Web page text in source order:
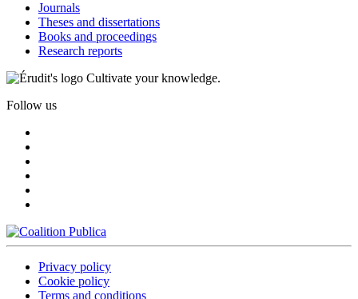
Journals
Theses and dissertations
Books and proceedings
Research reports
Cultivate your knowledge.
Follow us
Privacy policy
Cookie policy
Terms and conditions